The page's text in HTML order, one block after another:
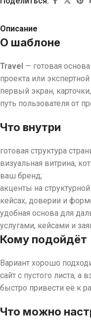
Описание
О шаблоне
Travel — готовая
проекта или
первый экран,
путь пользователя от
Что внутри
готовая структура
визуальная витрина,
ваш бренд;
акценты на
кейсах, доверии и
удобная основа для
услугами, кейсами и
Кому подойдёт
Вариант хорошо
сайт с пустого листа,
быстро привести её к
Что можно